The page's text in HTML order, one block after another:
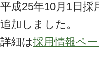
平成25年10月1日採
追加しました。
詳細は採用情報ペ